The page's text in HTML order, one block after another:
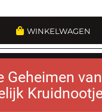
WINKELWAGEN
Geheimen van